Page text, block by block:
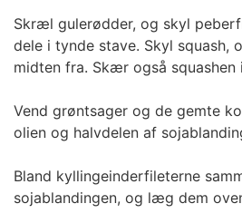
Skræl gulerødder, og skyl
dele i tynde stave. Skyl squash,
midten fra. Skær også squashen
Vend grøntsager og de gemte
olien og halvdelen af
Bland kyllingeinderfileterne
sojablandingen, og læg dem